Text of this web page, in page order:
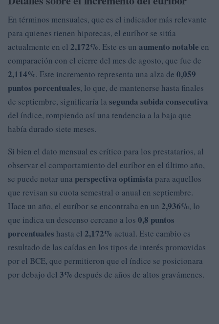
En términos mensuales, que es el indicador más relevante
para quienes tienen hipotecas, el euríbor se sitúa
actualmente en el 2,172%. Este es un aumento notable en
comparación con el cierre del mes de agosto, que fue de
2,114%. Este incremento representa una alza de 0,059
puntos porcentuales, lo que, de mantenerse hasta finales
de septiembre, significaría la segunda subida consecutiva
del índice, rompiendo así una tendencia a la baja que
había durado siete meses.
Si bien el dato mensual es crítico para los prestatarios, al
observar el comportamiento del euríbor en el último año,
se puede notar una perspectiva optimista para aquellos
que revisan su cuota semestral o anual en septiembre.
Hace un año, el euríbor se encontraba en un 2,936%, lo
que indica un descenso cercano a los 0,8 puntos
porcentuales hasta el 2,172% actual. Este cambio es
resultado de las caídas en los tipos de interés promovidas
por el BCE, que permitieron que el índice se posicionara
por debajo del 3% después de años de altos gravámenes.